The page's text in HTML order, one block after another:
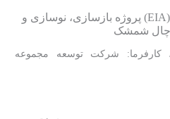
ارزیابی اثرات زیست‌محیطی (EIA) پروژه بازسازی، نوسازی و
چال شمشک
کارفرما: شرکت توسعه مجموعه